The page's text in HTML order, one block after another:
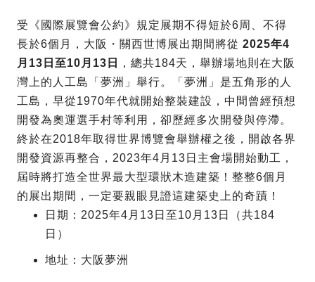
受《國際展覽會公約》規定展期不得短於6周、不得
長於6個月，大阪・關西世博展出期間將從 2025年4
月13日至10月13日
，總共184天，舉辦場地則在大阪
灣上的人工島「夢洲」舉行。「夢洲」是五角形的人
工島，早從1970年代就開始整裝建設，中間曾經預想
開發為奧運選手村等利用，卻歷經多次開發與停滯。
終於在2018年取得世界博覽會舉辦權之後，開啟各界
開發資源再整合，2023年4月13日主會場開始動工，
屆時將打造全世界最大型環狀木造建築！整整6個月
的展出期間，一定要親眼見證這建築史上的奇蹟！
日期：2025年4月13日至10月13日（共184
日）
地址：大阪夢洲